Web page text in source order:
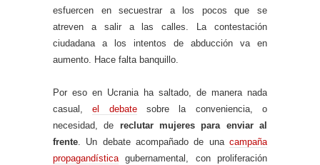
esfuercen en secuestrar a los pocos que se
atreven a salir a las calles. La contestación
ciudadana a los intentos de abducción va en
aumento. Hace falta banquillo.
Por eso en Ucrania ha saltado, de manera nada
casual,el debatesobre la conveniencia, o
necesidad, de reclutar mujeres para enviar al
frente . Un debate acompañado de una campaña
propagandística gubernamental, con proliferación